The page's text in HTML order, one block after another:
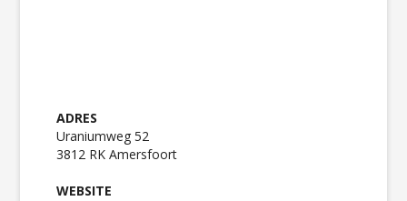
ADRES
Uraniumweg 52
3812 RK Amersfoort
WEBSITE